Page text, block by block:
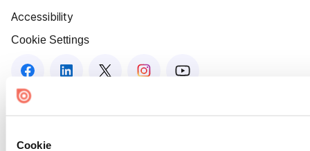
Cookie
Accessibility
Cookie Settings